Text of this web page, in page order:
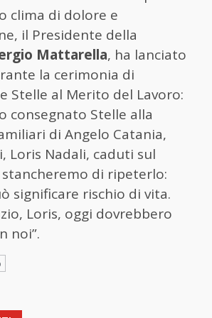
clima di dolore e
il Presidente della
Mattarella, ha lanciato
la cerimonia di
Stelle al Merito del Lavoro:
consegnato Stelle alla
di Angelo Catania,
Loris Nadali, caduti sul
stancheremo di ripeterlo:
significare rischio di vita.
Loris, oggi dovrebbero
noi”.